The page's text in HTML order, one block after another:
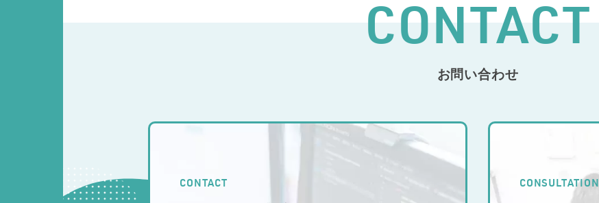
CONTACT
お問い合わせ
CONTACT CONSULTATION